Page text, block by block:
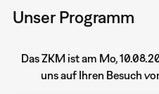
Unser Programm
Das ZKM ist am Mo,
uns auf Ihren Besuch